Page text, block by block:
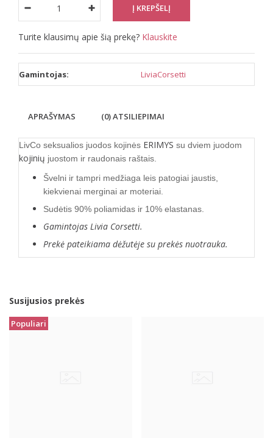
Turite klausimų apie šią prekę? Klauskite
Gamintojas: LiviaCorsetti
APRAŠYMAS (0) ATSILIEPIMAI
LivCo seksualios juodos kojinės ERIMYS su dviem juodom
kojinių juostom ir raudonais raštais.
Švelni ir tampri medžiaga leis patogiai jaustis,
kiekvienai merginai ar moteriai.
Sudėtis 90% poliamidas ir 10% elastanas.
Gamintojas Livia Corsetti.
Prekė pateikiama dėžutėje su prekės nuotrauka.
Susijusios prekės
Populiari